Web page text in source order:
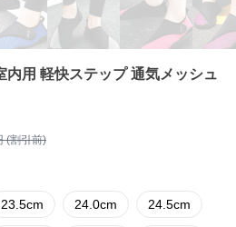
内用 軽快ステップ 通気メッシュ
(割引前)
23.5cm 24.0cm 24.5cm